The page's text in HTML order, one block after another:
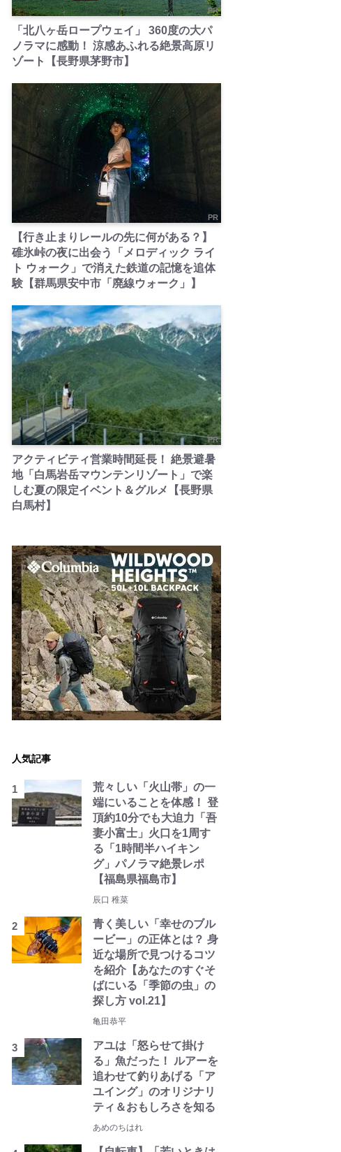
PR
「北八ヶ岳ロープウェイ」 360度の大パ
ノラマに感動！ 涼感あふれる絶景高原リ
ゾート【長野県茅野市】
PR
【行き止まりレールの先に何がある？】
碓氷峠の夜に出会う「メロディック ライ
ト ウォーク」で消えた鉄道の記憶を追体
験【群馬県安中市「廃線ウォーク」】
PR
アクティビティ営業時間延長！ 絶景避暑
地「白馬岩岳マウンテンリゾート」で楽
しむ夏の限定イベント＆グルメ【長野県
白馬村】
人気記事
荒々しい「火山帯」の一
端にいることを体感！ 登
頂約10分でも大迫力「吾
妻小富士」火口を1周す
る「1時間半ハイキン
グ」パノラマ絶景レポ
【福島県福島市】
辰口 稚菜
青く美しい「幸せのブル
ービー」の正体とは？ 身
近な場所で見つけるコツ
を紹介【あなたのすぐそ
ばにいる「季節の虫」の
探し方 vol.21】
亀田恭平
アユは「怒らせて掛け
る」魚だった！ ルアーを
追わせて釣りあげる「ア
ユイング」のオリジナリ
ティ＆おもしろさを知る
あめのちはれ